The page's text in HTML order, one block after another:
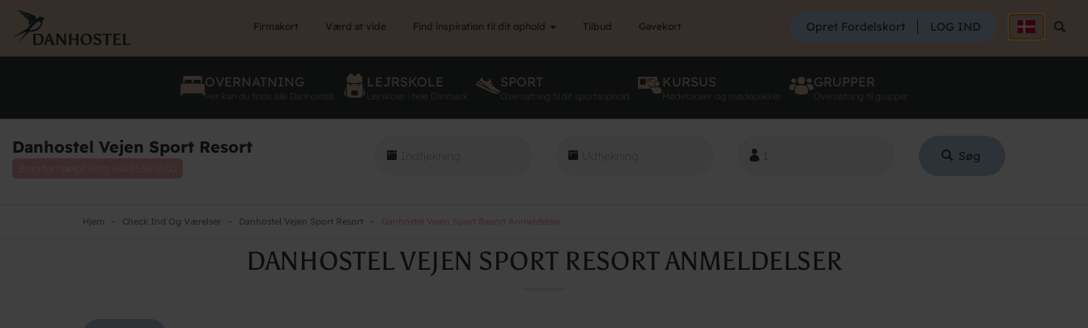
main
content
SØG
Søg
Opret Fordelskort LOG IND
Firmakort Værd at vide Find inspiration til dit ophold Tilbud Gavekort
OVERNATNING
Her kan du finde alle Danhostels
LEJRSKOLE
Lejrskoler i hele Danmark
SPORT
Overnatning til dit sportsophold
KURSUS
Mødelokaler og mødepakker
GRUPPER
Overnatning til grupper
Danhostel Vejen Sport Resort Søg
Hjem Check Ind Og Værelser Danhostel Vejen Sport Resort
DANHOSTEL VEJEN SPORT RESORT ANMELDELSER